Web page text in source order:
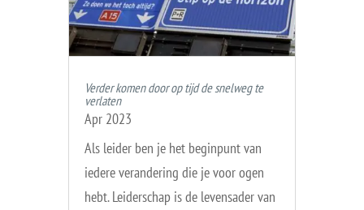
Verder komen door op tijd de snelweg te
verlaten
Apr 2023
Als leider ben je het beginpunt van
iedere verandering die je voor ogen
hebt. Leiderschap is de levensader van